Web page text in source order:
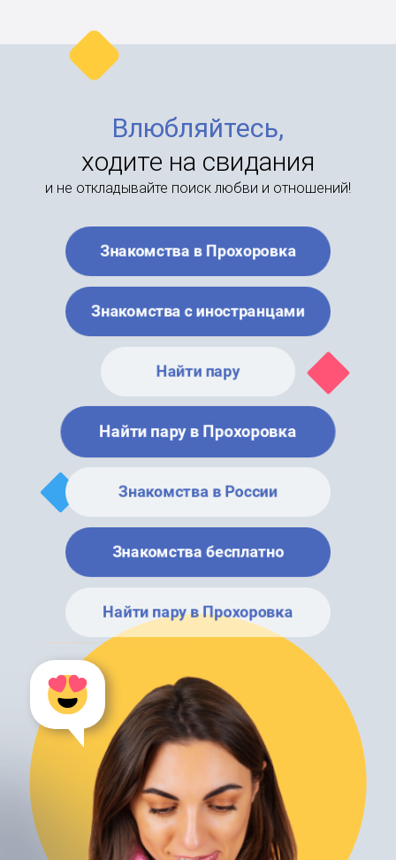
Влюбляйтесь,
ходите на свидания
и не откладывайте поиск любви и отношений!
Знакомства в Прохоровка
Знакомства с иностранцами
Найти пару
Найти пару в Прохоровка
Знакомства в России
Знакомства бесплатно
Найти пару в Прохоровка